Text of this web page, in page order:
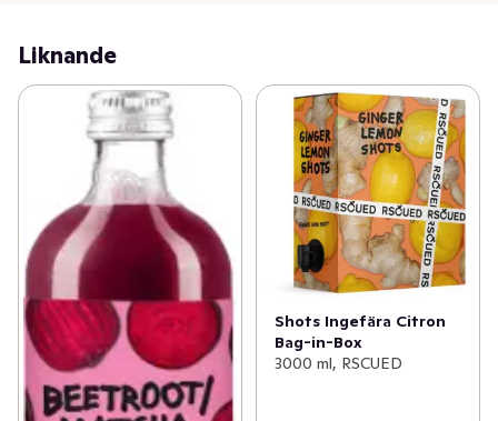
Liknande
Shots Ingefära Citron
Bag-in-Box
3000 ml, RSCUED